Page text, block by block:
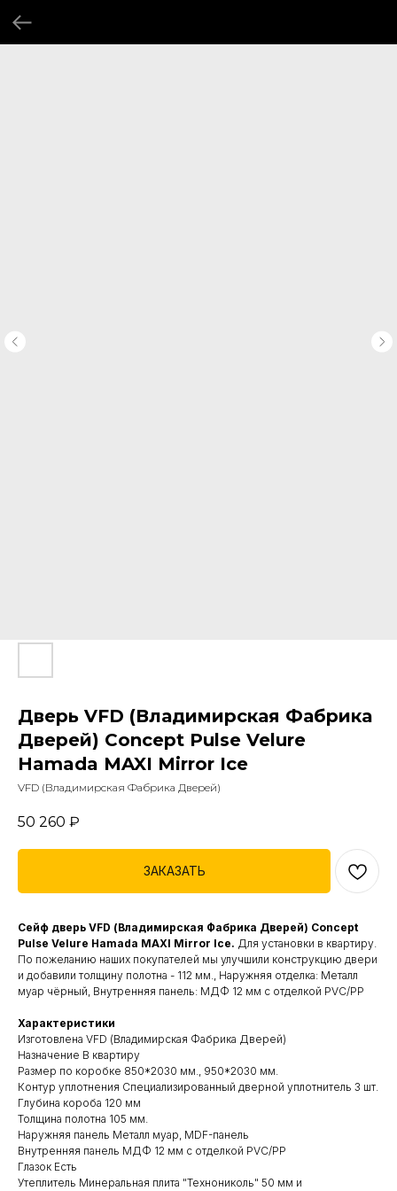
Дверь VFD (Владимирская Фабрика
Дверей) Concept Pulse Velure
Hamada MAXI Mirror Ice
VFD (Владимирская Фабрика Дверей)
50 260 ₽
ЗАКАЗАТЬ
Сейф дверь VFD (Владимирская Фабрика Дверей) Concept
Pulse Velure Hamada MAXI Mirror Ice. Для установки в квартиру.
По пожеланию наших покупателей мы улучшили конструкцию двери
и добавили толщину полотна - 112 мм., Наружняя отделка: Металл
муар чёрный, Внутренняя панель: МДФ 12 мм с отделкой PVC/PP
Характеристики
Изготовлена VFD (Владимирская Фабрика Дверей)
Назначение В квартиру
Размер по коробке 850*2030 мм., 950*2030 мм.
Контур уплотнения Специализированный дверной уплотнитель 3 шт.
Глубина короба 120 мм
Толщина полотна 105 мм.
Наружняя панель Металл муар, MDF-панель
Внутренняя панель МДФ 12 мм с отделкой PVC/PP
Глазок Есть
Утеплитель Минеральная плита "Технониколь" 50 мм и